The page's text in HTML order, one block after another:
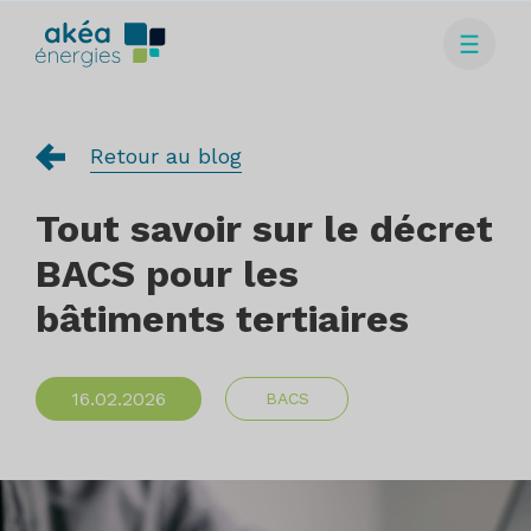
Retour au blog
Tout savoir sur le décret
BACS pour les
bâtiments tertiaires
16.02.2026 BACS